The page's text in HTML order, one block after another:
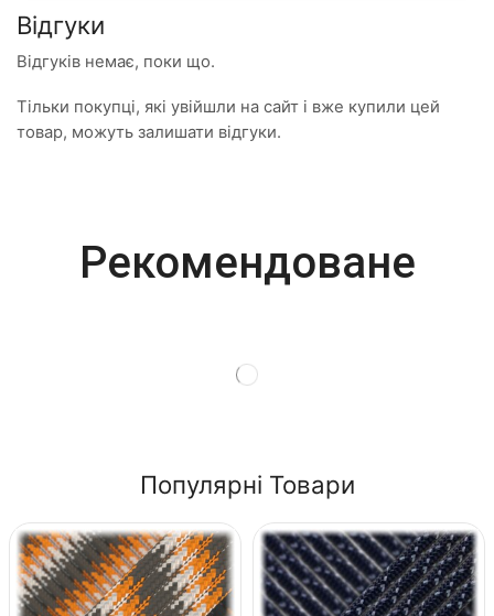
Відгуки
Відгуків немає, поки що.
Тільки покупці, які увійшли на сайт і вже купили цей
товар, можуть залишати відгуки.
Powerbank
Рекомендоване
Популярні Товари